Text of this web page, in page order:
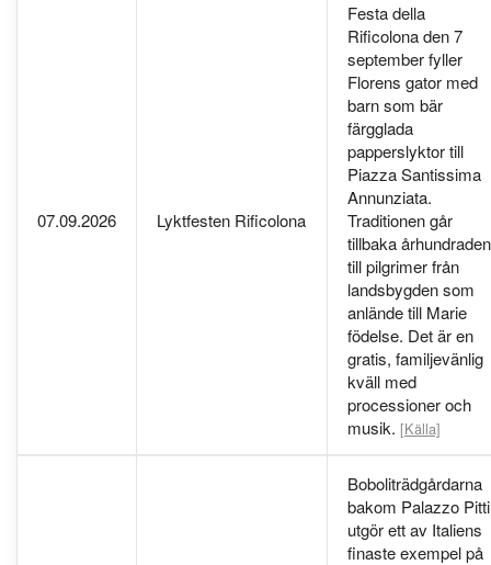
07.09.2026 Lyktfesten Rificolona
Festa della
Rificolona den 7
september fyller
Florens gator med
barn som bär
färgglada
papperslyktor till
Piazza Santissima
Annunziata.
Traditionen går
tillbaka århundraden
till pilgrimer från
landsbygden som
anlände till Marie
födelse. Det är en
gratis, familjevänlig
kväll med
processioner och
musik. [Källa]
Boboliträdgårdarna
bakom Palazzo Pitti
utgör ett av Italiens
finaste exempel på